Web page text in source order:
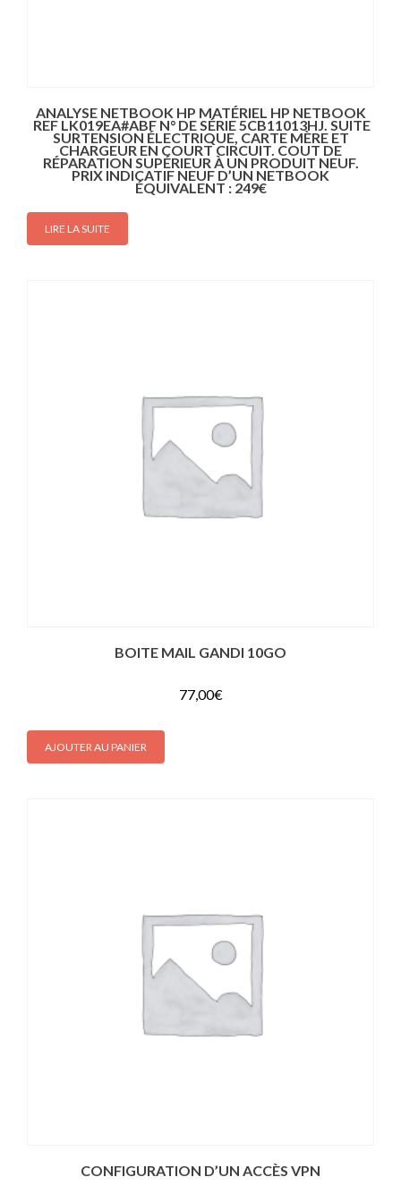
ANALYSE NETBOOK HP MATÉRIEL HP NETBOOK
REF LK019EA#ABF N° DE SÉRIE 5CB11013HJ. SUITE
SURTENSION ÉLECTRIQUE, CARTE MÈRE ET
CHARGEUR EN COURT CIRCUIT. COUT DE
RÉPARATION SUPÉRIEUR À UN PRODUIT NEUF.
PRIX INDICATIF NEUF D’UN NETBOOK
ÉQUIVALENT : 249€
LIRE LA SUITE
BOITE MAIL GANDI 10GO
77,00€
AJOUTER AU PANIER
CONFIGURATION D’UN ACCÈS VPN